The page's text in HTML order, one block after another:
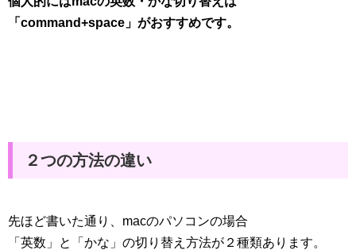
「command+space」がおすすめです。
２つの方法の違い
先ほど書いた通り、macのパソコンの場合
「英数」と「かな」の切り替え方法が２種類あります。